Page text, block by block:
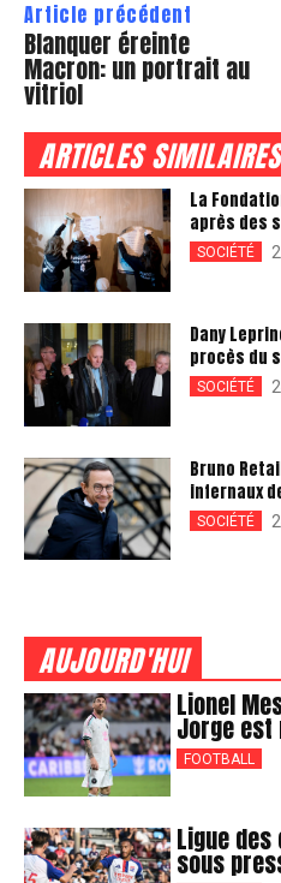
Article précédent
Blanquer éreinte
Macron: un portrait au
vitriol
ARTICLES SIMILAIRES
La
après des
SOCIÉTÉ
Dany
procès du
SOCIÉTÉ
Bruno
infernaux
SOCIÉTÉ
AUJOURD'HUI
Lionel
Jorge est
FOOTBALL
Ligue des
sous